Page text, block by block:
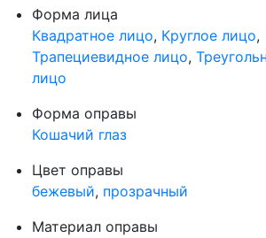
Форма лица
Квадратное лицо, Круглое лицо,
Трапециевидное лицо,
лицо
Форма оправы
Кошачий глаз
Цвет оправы
бежевый, прозрачный
Материал оправы